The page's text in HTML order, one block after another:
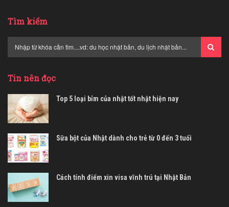
Tìm kiếm
Tin nên đọc
Top 5 loại bỉm của nhật tốt nhật hiện nay
Sữa bột của Nhật dành cho trẻ từ 0 đến 3 tuổi
Cách tính điểm xin visa vĩnh trú tại Nhật Bản